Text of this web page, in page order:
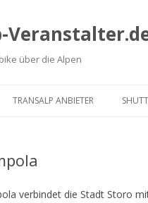
über die Alpen
TRANSALP ANBIETER
verbindet die Stadt Storo